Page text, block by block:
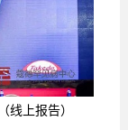
（线上报告）